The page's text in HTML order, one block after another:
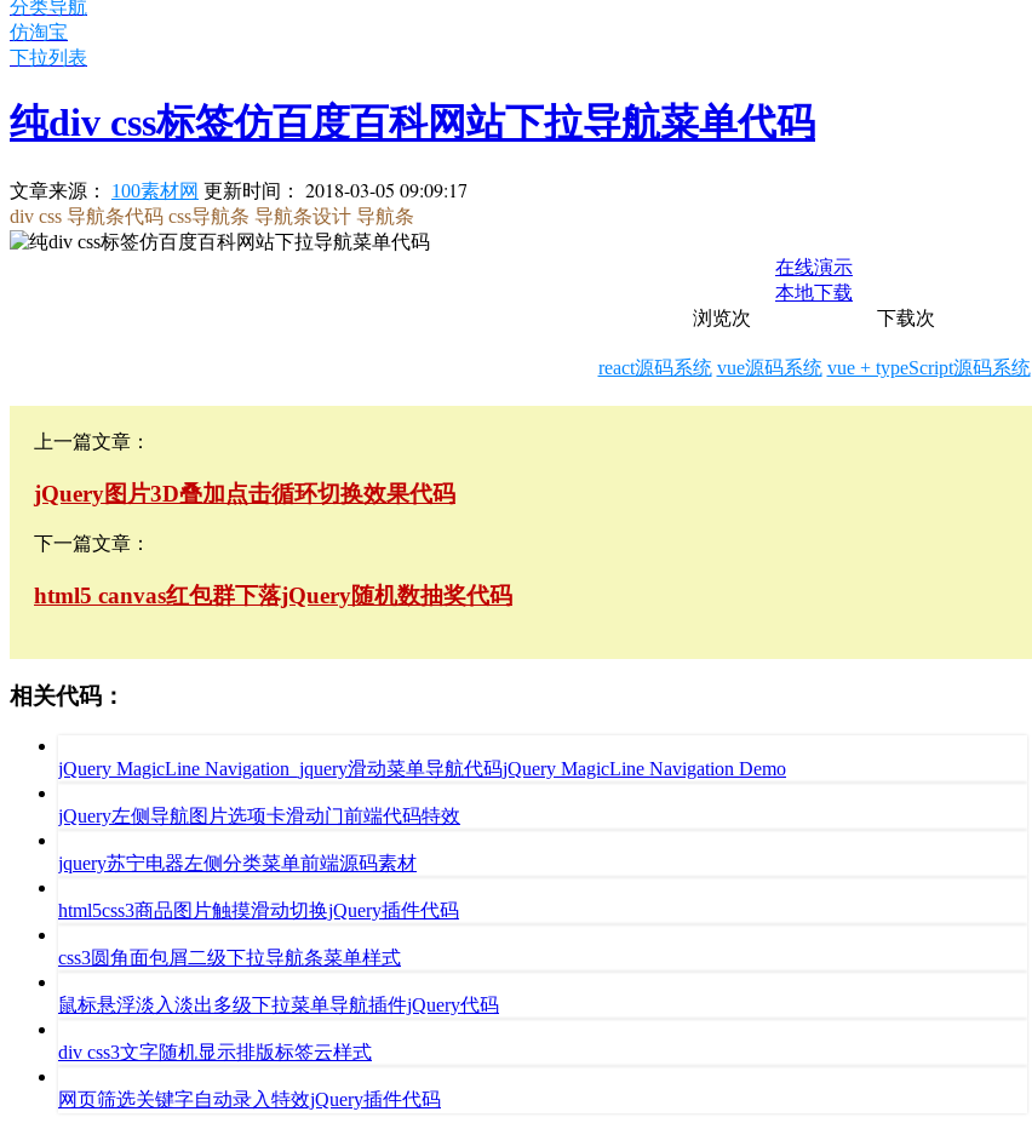
分类导航
仿淘宝
下拉列表
纯div css标签仿百度百科网站下拉导航菜单代码
文章来源： 100素材网 更新时间： 2018-03-05 09:09:17
div css 导航条代码 css导航条 导航条设计 导航条
在线演示
本地下载
浏览次 下载次
react源码系统 vue源码系统 vue + typeScript源码系统
上一篇文章：
jQuery图片3D叠加点击循环切换效果代码
下一篇文章：
html5 canvas红包群下落jQuery随机数抽奖代码
相关代码：
jQuery MagicLine Navigation_jquery滑动菜单导航代码jQuery MagicLine Navigation Demo
jQuery左侧导航图片选项卡滑动门前端代码特效
jquery苏宁电器左侧分类菜单前端源码素材
html5css3商品图片触摸滑动切换jQuery插件代码
css3圆角面包屑二级下拉导航条菜单样式
鼠标悬浮淡入淡出多级下拉菜单导航插件jQuery代码
div css3文字随机显示排版标签云样式
网页筛选关键字自动录入特效jQuery插件代码